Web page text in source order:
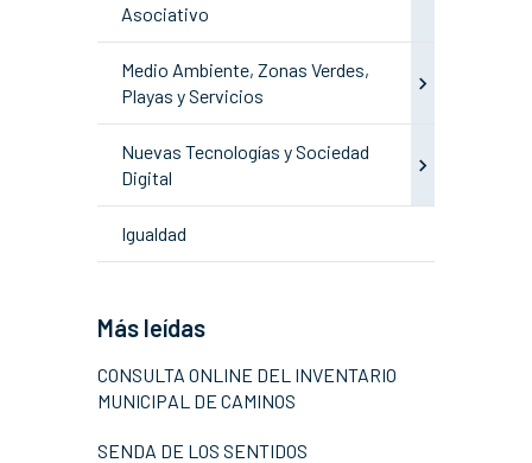
Asociativo
Medio Ambiente, Zonas Verdes,
Playas y Servicios
Nuevas Tecnologías y Sociedad
Digital
Igualdad
Más leídas
CONSULTA ONLINE DEL INVENTARIO
MUNICIPAL DE CAMINOS
SENDA DE LOS SENTIDOS